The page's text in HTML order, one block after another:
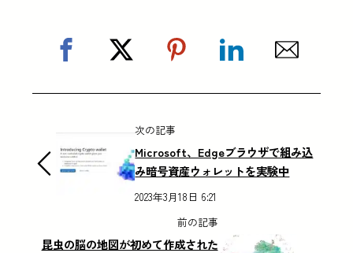
次の記事
Microsoft、Edgeブラウザで組み込
み暗号資産ウォレットを実験中
2023年3月18日 6:21
前の記事
昆虫の脳の地図が初めて作成された